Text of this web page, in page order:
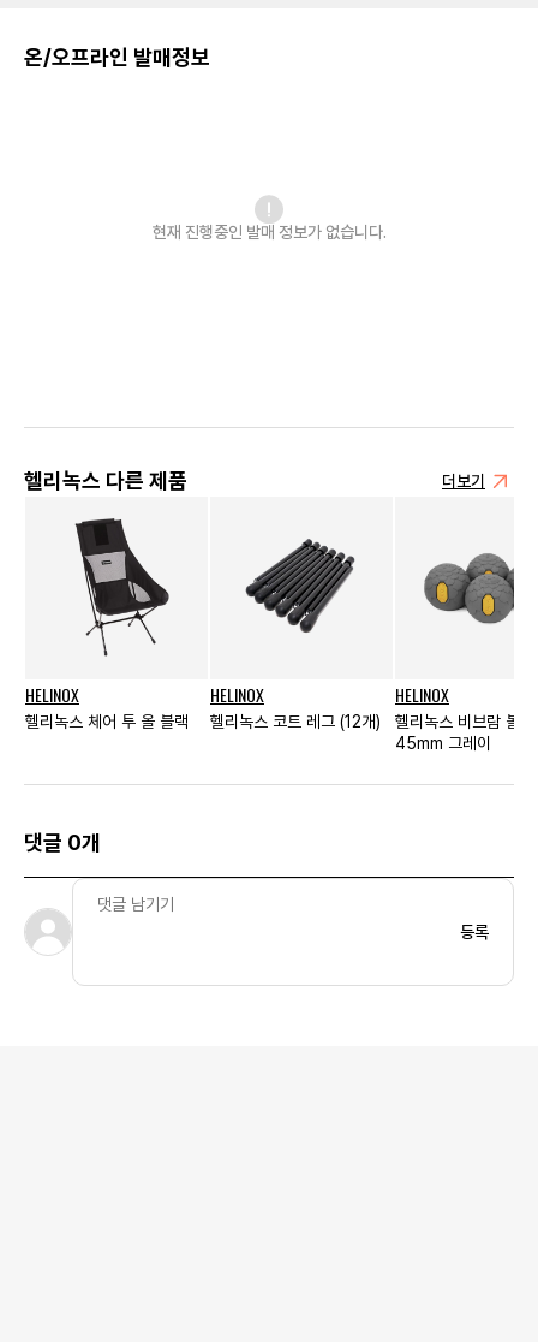
온/오프라인 발매정보
현재 진행중인 발매 정보가 없습니다.
헬리녹스 다른 제품 더보기
HELINOX
헬리녹스 체어 투 올 블랙
HELINOX
헬리녹스 코트 레그 (12개)
HELINOX
헬리녹스 비브람 볼핏
45mm 그레이
댓글 0개
등록